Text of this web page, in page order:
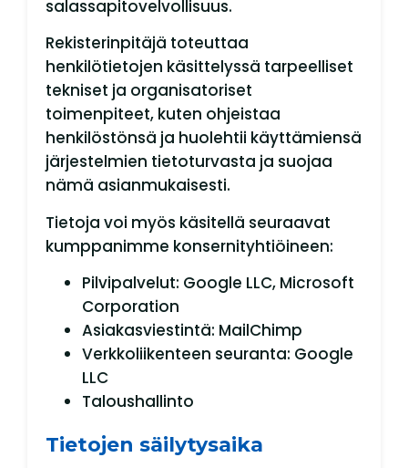
salassapitovelvollisuus.
Rekisterinpitäjä toteuttaa
henkilötietojen käsittelyssä tarpeelliset
tekniset ja organisatoriset
toimenpiteet, kuten ohjeistaa
henkilöstönsä ja huolehtii käyttämiensä
järjestelmien tietoturvasta ja suojaa
nämä asianmukaisesti.
Tietoja voi myös käsitellä seuraavat
kumppanimme konsernityhtiöineen:
Pilvipalvelut: Google LLC, Microsoft
Corporation
Asiakasviestintä: MailChimp
Verkkoliikenteen seuranta: Google
LLC
Taloushallinto
Tietojen säilytysaika